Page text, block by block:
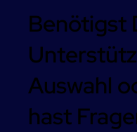
Benötigst
Auswahl
hast